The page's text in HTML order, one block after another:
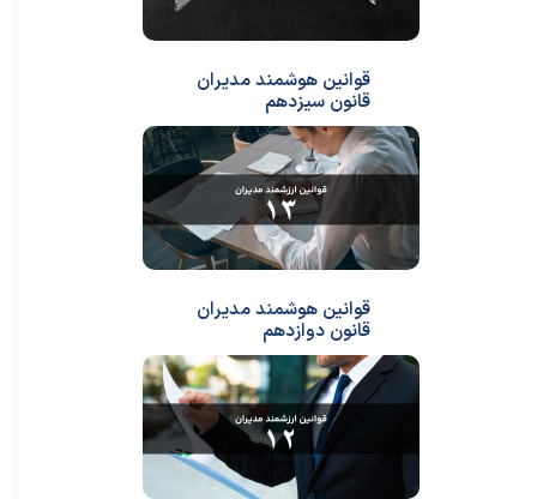
قوانین هوشمند مدیران
قانون سیزدهم
قوانین هوشمند مدیران
قانون دوازدهم